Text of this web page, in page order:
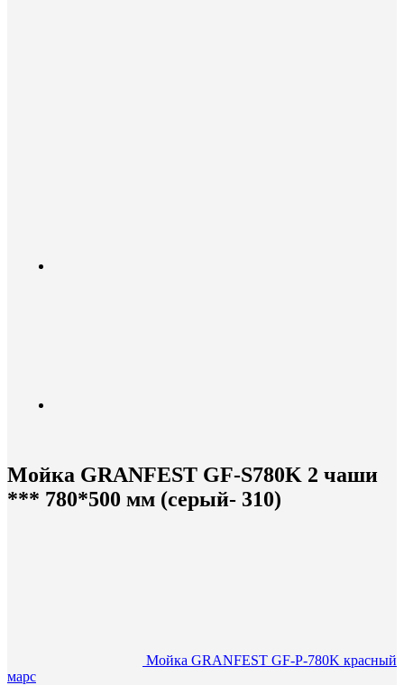
Мойка GRANFEST GF-S780K 2 чаши
*** 780*500 мм (серый- 310)
Мойка GRANFEST GF-P-780K красный
марс